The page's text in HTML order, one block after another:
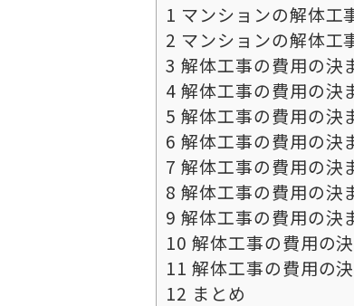
1 マンションの解体
2 マンションの解体工
3 解体工事の費用の決
4 解体工事の費用の決
5 解体工事の費用の決
6 解体工事の費用の決
7 解体工事の費用の決
8 解体工事の費用の決
9 解体工事の費用の決
10 解体工事の費用の
11 解体工事の費用の
12 まとめ